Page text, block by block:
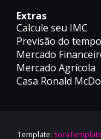
Extras
Calcule seu IMC
Previsão do tempo
Mercado
Mercado Agrícola
Casa Ronald
Template: